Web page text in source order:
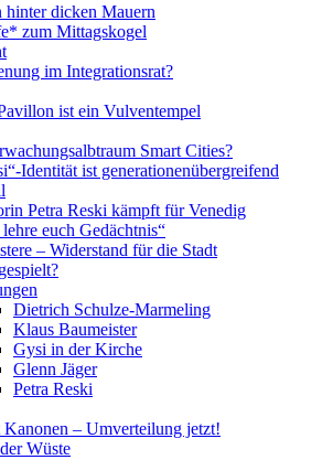
hinter dicken Mauern
zum Mittagskogel
im Integrationsrat?
ist ein Vulventempel
Smart Cities?
Identität ist generationenübergreifend
Petra Reski kämpft für Venedig
euch Gedächtnis“
– Widerstand für die Stadt
Dietrich Schulze-Marmeling
Klaus Baumeister
Gysi in der Kirche
Glenn Jäger
Petra Reski
Kanonen – Umverteilung jetzt!
Wüste